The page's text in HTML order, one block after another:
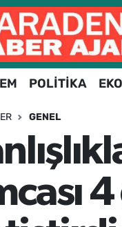
POLİTİKA
GENEL
Durumu ve Fikstür